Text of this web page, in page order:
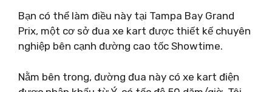
Bạn có thể làm điều này tại Tampa Bay Grand
Prix, một cơ sở đua xe kart được thiết kế chuyên
nghiệp bên cạnh đường cao tốc Showtime.
Nằm bên trong, đường đua này có xe kart điện